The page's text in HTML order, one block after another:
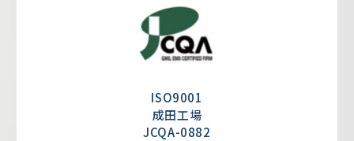
ISO9001
成田工場
JCQA-0882